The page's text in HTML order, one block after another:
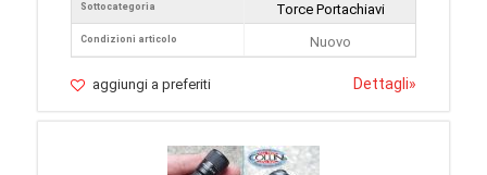
Sottocategoria
Condizioni articolo
Torce Portachiavi
Nuovo
aggiungi a preferiti Dettagli»